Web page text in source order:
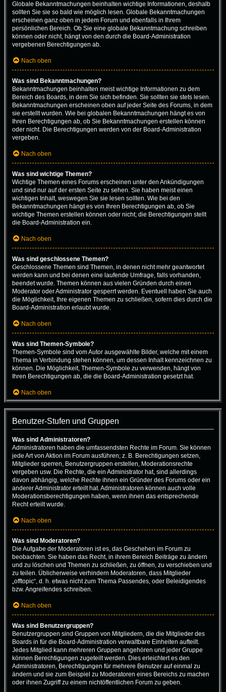
Globale Bekanntmachungen beinhalten wichtige Informationen, deshalb
sollten Sie sie so bald wie möglich lesen. Globale Bekanntmachungen
erscheinen ganz oben in jedem Forum und ebenfalls in Ihrem
persönlichen Bereich. Ob Sie eine globale Bekanntmachung schreiben
können oder nicht, hängt von den durch die Board-Administration
vergebenen Berechtigungen ab.
Nach oben
Was sind Bekanntmachungen?
Bekanntmachungen beinhalten meist wichtige Informationen zu dem
Bereich des Boards, in dem Sie sich befinden. Sie sollten sie stets lesen.
Bekanntmachungen erscheinen oben auf jeder Seite des Forums, in dem
sie erstellt wurden. Wie bei globalen Bekanntmachungen hängt es von
Ihren Berechtigungen ab, ob Sie Bekanntmachungen erstellen können
oder nicht. Die Berechtigungen werden von der Board-Administration
vergeben.
Nach oben
Was sind wichtige Themen?
Wichtige Themen eines Forums erscheinen unter den Ankündigungen
und sind nur auf der ersten Seite zu sehen. Sie haben meist einen
wichtigen Inhalt, weswegen Sie sie lesen sollten. Wie bei den
Bekanntmachungen hängt es von Ihren Berechtigungen ab, ob Sie
wichtige Themen erstellen können oder nicht; die Berechtigungen stellt
die Board-Administration ein.
Nach oben
Was sind geschlossene Themen?
Geschlossene Themen sind Themen, in denen nicht mehr geantwortet
werden kann und bei denen eine laufende Umfrage, falls vorhanden,
beendet wurde. Themen können aus vielen Gründen durch einen
Moderator oder Administrator gesperrt werden. Eventuell haben Sie auch
die Möglichkeit, Ihre eigenen Themen zu schließen, sofern dies durch die
Board-Administration erlaubt wurde.
Nach oben
Was sind Themen-Symbole?
Themen-Symbole sind vom Autor ausgewählte Bilder, welche mit einem
Thema in Verbindung stehen können, um dessen Inhalt kennzeichnen zu
können. Die Möglichkeit, Themen-Symbole zu verwenden, hängt von
Ihren Berechtigungen ab, die die Board-Administration gesetzt hat.
Nach oben
Benutzer-Stufen und Gruppen
Was sind Administratoren?
Administratoren haben die umfassendsten Rechte im Forum. Sie können
jede Art von Aktion im Forum ausführen; z. B. Berechtigungen setzen,
Mitglieder sperren, Benutzergruppen erstellen, Moderationsrechte
vergeben usw. Die Rechte, die ein Administrator hat, sind allerdings
davon abhängig, welche Rechte ihnen ein Gründer des Forums oder ein
anderer Administrator erteilt hat. Administratoren können auch volle
Moderationsberechtigungen haben, wenn ihnen das entsprechende
Recht erteilt wurde.
Nach oben
Was sind Moderatoren?
Die Aufgabe der Moderatoren ist es, das Geschehen im Forum zu
beobachten. Sie haben das Recht, in ihrem Bereich Beiträge zu ändern
und zu löschen und Themen zu schließen, zu öffnen, zu verschieben und
zu teilen. Üblicherweise verhindern Moderatoren, dass Mitglieder
„offtopic“, d. h. etwas nicht zum Thema Passendes, oder Beleidigendes
bzw. Angreifendes schreiben.
Nach oben
Was sind Benutzergruppen?
Benutzergruppen sind Gruppen von Mitgliedern, die die Mitglieder des
Boards in für die Board-Administration verwaltbare Einheiten aufteilt.
Jedes Mitglied kann mehreren Gruppen angehören und jeder Gruppe
können Berechtigungen zugeteilt werden. Dies erleichtert es den
Administratoren, Berechtigungen für mehrere Benutzer auf einmal zu
ändern und sie zum Beispiel zu Moderatoren eines Bereichs zu machen
oder ihnen Zugriff zu einem nichtöffentlichen Forum zu geben.